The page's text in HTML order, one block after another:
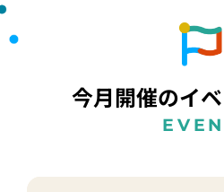
今月開催のイ